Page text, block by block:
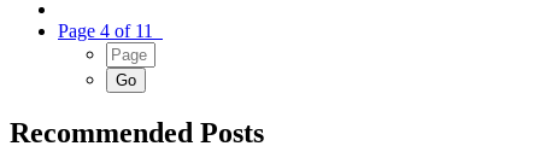
Page 4 of 11
Recommended Posts